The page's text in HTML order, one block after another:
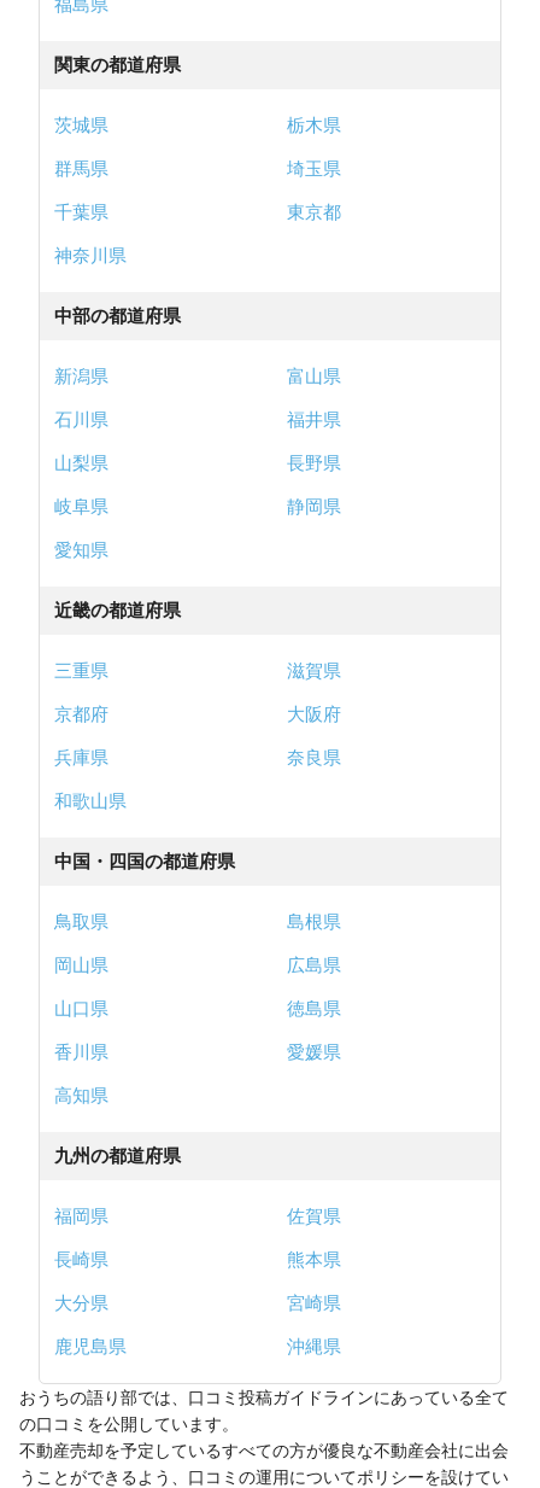
関東の都道府県
茨城県
栃木県
群馬県
埼玉県
千葉県
東京都
神奈川県
中部の都道府県
新潟県
富山県
石川県
福井県
山梨県
長野県
岐阜県
静岡県
愛知県
近畿の都道府県
三重県
滋賀県
京都府
大阪府
兵庫県
奈良県
和歌山県
中国・四国の都道府県
鳥取県
島根県
岡山県
広島県
山口県
徳島県
香川県
愛媛県
高知県
九州の都道府県
福岡県
佐賀県
長崎県
熊本県
大分県
宮崎県
鹿児島県
沖縄県
おうちの語り部では、口コミ投稿ガイドラインにあっている全て
の口コミを公開しています。
不動産売却を予定しているすべての方が優良な不動産会社に出会
うことができるよう、口コミの運用についてポリシーを設けてい